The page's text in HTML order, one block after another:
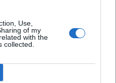
Use,
of my
with the
collected.
fragen: Gerade rund
Stücke.
beachten: